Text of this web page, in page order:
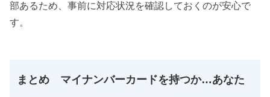
部あるため、事前に対応状況を確認しておくのが安心で
す。
まとめ マイナンバーカードを持つか…あなた